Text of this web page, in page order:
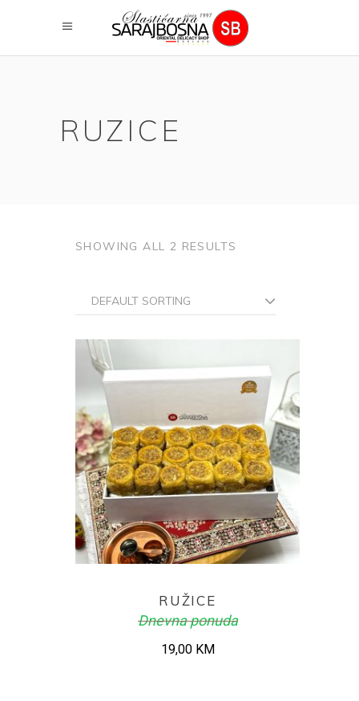
RUZICE
SHOWING ALL 2 RESULTS
DEFAULT SORTING
RUŽICE
Dnevna ponuda
19,00 KM